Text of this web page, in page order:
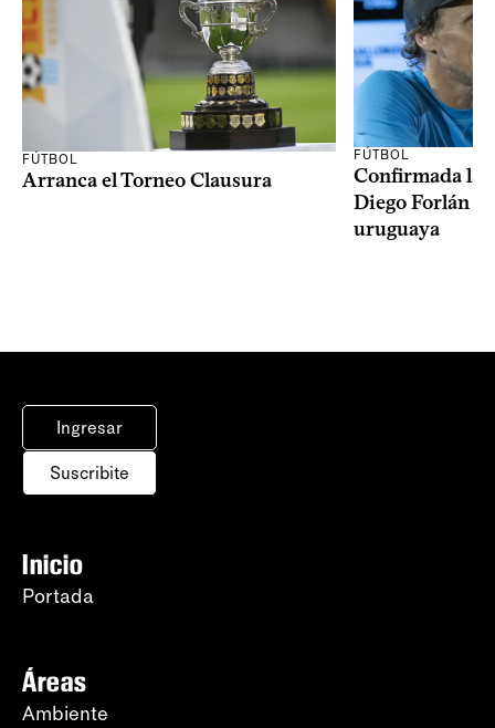
FÚTBOL
Arranca el Torneo Clausura
FÚTBOL
Confirmada la
Diego Forlán
uruguaya
Ingresar
Suscribite
Inicio
Portada
Áreas
Ambiente